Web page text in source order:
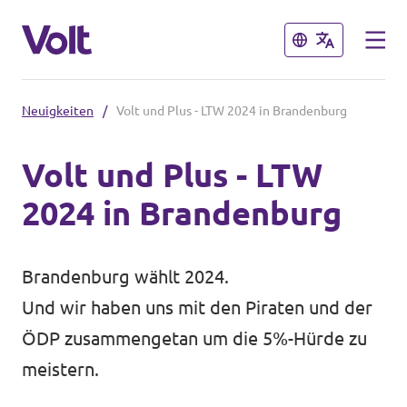
Schließen
Lokale Teams
Potsdam
Potsdam auf Instagram
Volt in Deutschland
Website
Schließen
Programm
Über Volt
Menschen
Neuigkeiten / Volt und Plus - LTW 2024 in Brandenburg
Volt und Plus - LTW
2024 in Brandenburg
Brandenburg wählt 2024.
Und wir haben uns mit den Piraten und der
ÖDP zusammengetan um die 5%-Hürde zu
meistern.